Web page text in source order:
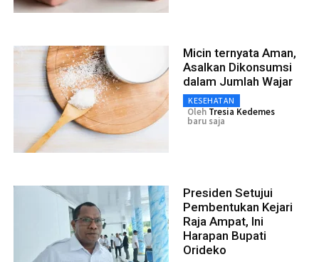
Micin ternyata Aman,
Asalkan Dikonsumsi
dalam Jumlah Wajar
KESEHATAN
Oleh Tresia Kedemes
baru saja
Presiden Setujui
Pembentukan Kejari
Raja Ampat, Ini
Harapan Bupati
Orideko